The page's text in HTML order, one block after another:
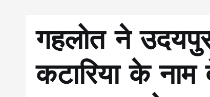
गहलोत ने
कटारिया के नाम